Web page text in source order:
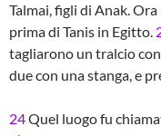
Talmai, figli di Anak.
prima di Tanis in Egitto.
tagliarono un tralcio
due con una stanga, e
24Quel luogo fu